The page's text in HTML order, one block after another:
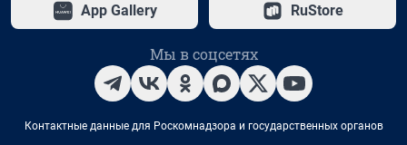
App Gallery RuStore
Мы в соцсетях
Контактные данные для Роскомнадзора и государственных органов